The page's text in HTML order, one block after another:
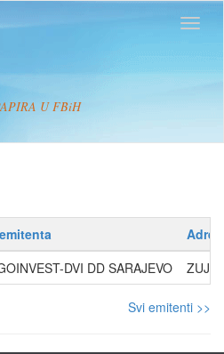
U FBiH
DVI DD SARAJEVO
Svi emitenti >>